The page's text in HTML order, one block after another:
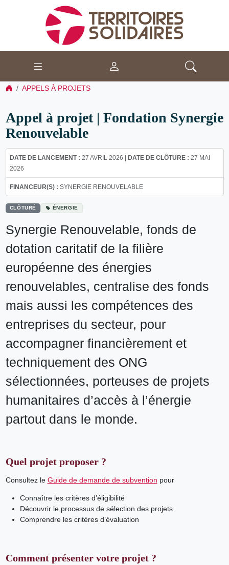
APPELS À PROJETS
Appel à projet | Fondation Synergie
Renouvelable
DATE DE LANCEMENT : 27 AVRIL 2026 | DATE DE CLÔTURE : 27 MAI
2026
FINANCEUR(S) : SYNERGIE RENOUVELABLE
CLÔTURÉ ÉNERGIE
Synergie Renouvelable, fonds de
dotation caritatif de la filière
européenne des énergies
renouvelables, centralise des fonds
mais aussi les compétences des
entreprises du secteur, pour
accompagner financièrement et
techniquement des ONG
sélectionnées, porteuses de projets
humanitaires d’accès à l’énergie
partout dans le monde.
Quel projet proposer ?
Consultez le Guide de demande de subvention pour
Connaître les critères d’éligibilité
Découvrir le processus de sélection des projets
Comprendre les critères d’évaluation
Comment présenter votre projet?